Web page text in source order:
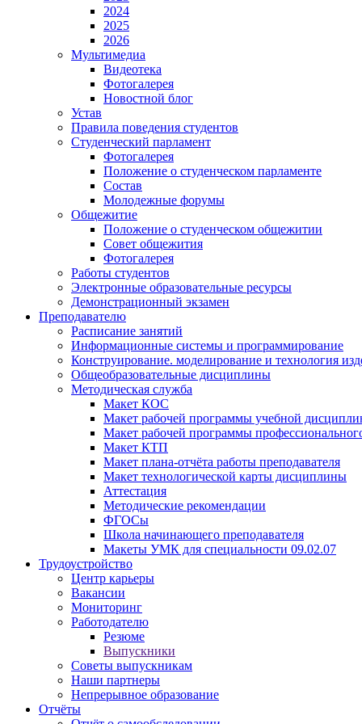
2024
2025
2026
Мультимедиа
Видеотека
Фотогалерея
Новостной блог
Устав
Правила поведения студентов
Студенческий парламент
Фотогалерея
Положение о студенческом парламенте
Состав
Молодежные форумы
Общежитие
Положение о студенческом общежитии
Совет общежития
Фотогалерея
Работы студентов
Электронные образовательные ресурсы
Демонстрационный экзамен
Преподавателю
Расписание занятий
Информационные системы и программирование
Конструирование. моделирование и технология
Общеобразовательные дисциплины
Методическая служба
Макет КОС
Макет рабочей программы учебной
Макет рабочей программы
Макет КТП
Макет плана-отчёта работы преподавателя
Макет технологической карты дисциплины
Аттестация
Методические рекомендации
ФГОСы
Школа начинающего преподавателя
Макеты УМК для специальности 09.02.07
Трудоустройство
Центр карьеры
Вакансии
Мониторинг
Работодателю
Резюме
Выпускники
Советы выпускникам
Наши партнеры
Непрерывное образование
Отчёты